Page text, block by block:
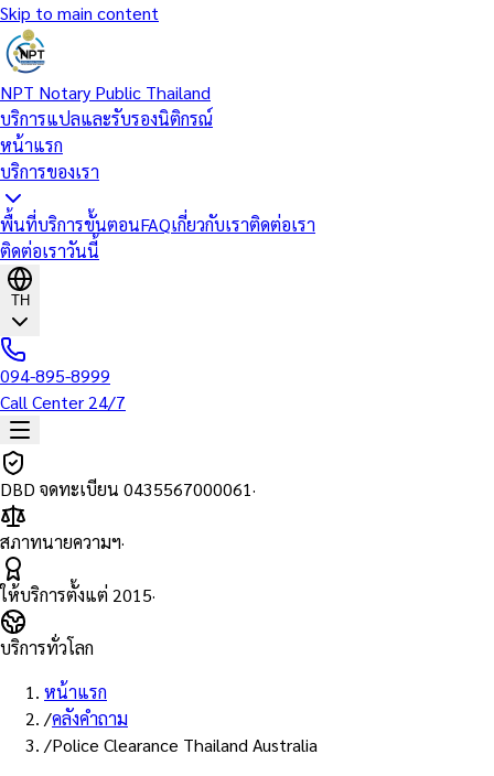
Skip to main content
NPT Notary Public Thailand
บริการแปลและรับรองนิติกรณ์
หน้าแรก
บริการของเรา
พื้นที่บริการขั้นตอนFAQเกี่ยวกับเราติดต่อเรา
ติดต่อเราวันนี้
TH
094-895-8999
Call Center 24/7
DBD จดทะเบียน 0435567000061·
สภาทนายความฯ·
ให้บริการตั้งแต่ 2015·
บริการทั่วโลก
หน้าแรก
/คลังคำถาม
/Police Clearance Thailand Australia